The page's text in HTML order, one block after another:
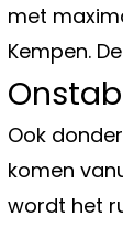
met
Kempen.
Ook
komen
wordt het